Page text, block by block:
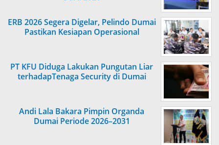
ERB 2026 Segera Digelar, Pelindo Dumai
Pastikan Kesiapan Operasional
PT KFU Diduga Lakukan Pungutan Liar
terhadapTenaga Security di Dumai
Andi Lala Bakara Pimpin Organda
Dumai Periode 2026–2031